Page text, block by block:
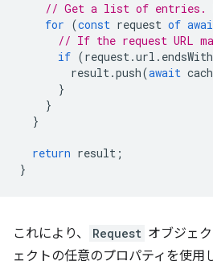
// Get a list of entries.
for (const request of
// If the request URL
if (request.url . endsWith
result.push(await
}
}
}
return result ;
}
これにより、 Request オブジェ
ェクトの任意のプロパティを使用